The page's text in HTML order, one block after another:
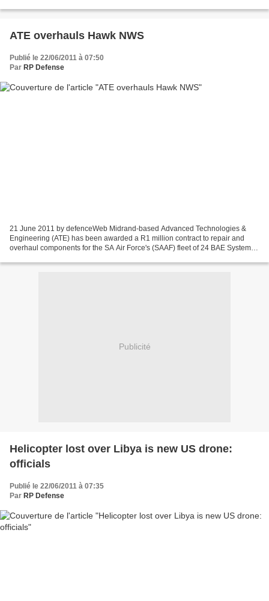
ATE overhauls Hawk NWS
Publié le 22/06/2011 à 07:50
Par RP Defense
21 June 2011 by defenceWeb Midrand-based Advanced Technologies &
Engineering (ATE) has been awarded a R1 million contract to repair and
overhaul components for the SA Air Force's (SAAF) fleet of 24 BAE Systems
Publicité
Helicopter lost over Libya is new US drone:
officials
Publié le 22/06/2011 à 07:35
Par RP Defense